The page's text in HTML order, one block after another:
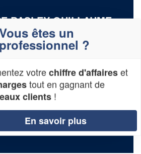
BASLEY GUILLAUME
6 Rue Thiers
61300 L'aigle
VIRGINIE
32 Rue Saint Martin
êtes un
professionnel ?
votrechiffre d'affaireset
tout en gagnant de
clients !
En savoir plus